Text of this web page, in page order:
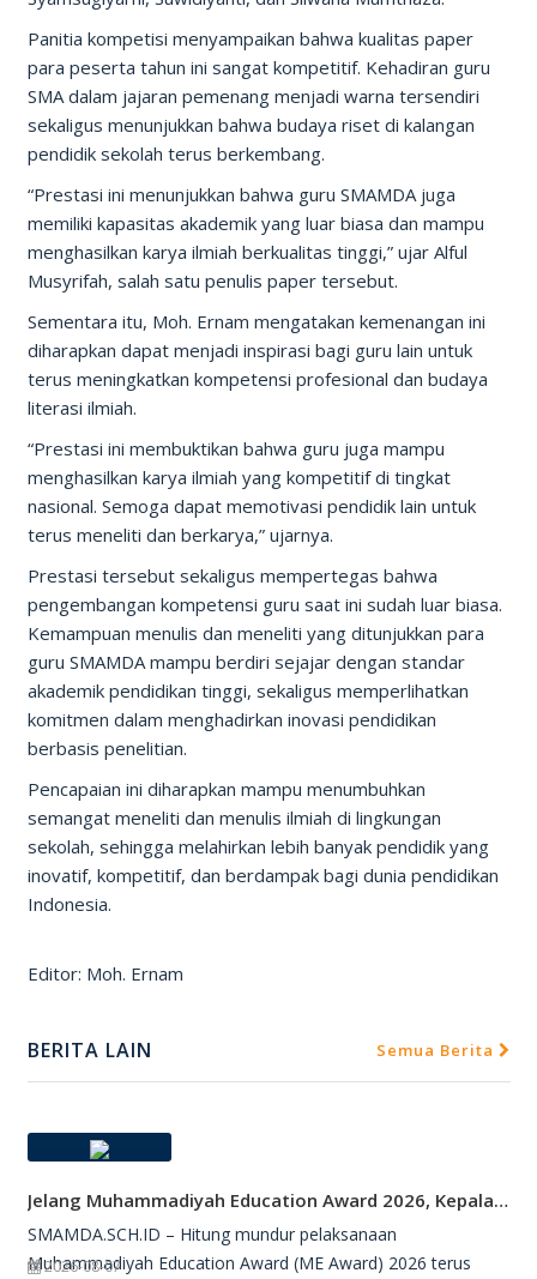
Panitia kompetisi menyampaikan bahwa kualitas paper
para peserta tahun ini sangat kompetitif. Kehadiran guru
SMA dalam jajaran pemenang menjadi warna tersendiri
sekaligus menunjukkan bahwa budaya riset di kalangan
pendidik sekolah terus berkembang.
“Prestasi ini menunjukkan bahwa guru SMAMDA juga
memiliki kapasitas akademik yang luar biasa dan mampu
menghasilkan karya ilmiah berkualitas tinggi,” ujar Alful
Musyrifah, salah satu penulis paper tersebut.
Sementara itu, Moh. Ernam mengatakan kemenangan ini
diharapkan dapat menjadi inspirasi bagi guru lain untuk
terus meningkatkan kompetensi profesional dan budaya
literasi ilmiah.
“Prestasi ini membuktikan bahwa guru juga mampu
menghasilkan karya ilmiah yang kompetitif di tingkat
nasional. Semoga dapat memotivasi pendidik lain untuk
terus meneliti dan berkarya,” ujarnya.
Prestasi tersebut sekaligus mempertegas bahwa
pengembangan kompetensi guru saat ini sudah luar biasa.
Kemampuan menulis dan meneliti yang ditunjukkan para
guru SMAMDA mampu berdiri sejajar dengan standar
akademik pendidikan tinggi, sekaligus memperlihatkan
komitmen dalam menghadirkan inovasi pendidikan
berbasis penelitian.
Pencapaian ini diharapkan mampu menumbuhkan
semangat meneliti dan menulis ilmiah di lingkungan
sekolah, sehingga melahirkan lebih banyak pendidik yang
inovatif, kompetitif, dan berdampak bagi dunia pendidikan
Indonesia.
Editor: Moh. Ernam
BERITA LAIN Semua Berita
Jelang Muhammadiyah Education Award 2026, Kepala SMAMDA Sidoarjo Suntik Semangat Kontingen
SMAMDA.SCH.ID – Hitung mundur pelaksanaan
Muhammadiyah Education Award (ME Award) 2026 terus
2026-08-07